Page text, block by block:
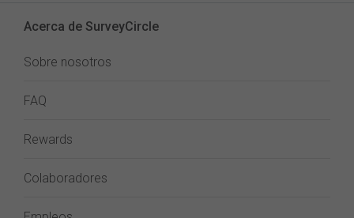
Acerca de SurveyCircle
Sobre nosotros
FAQ
Rewards
Colaboradores